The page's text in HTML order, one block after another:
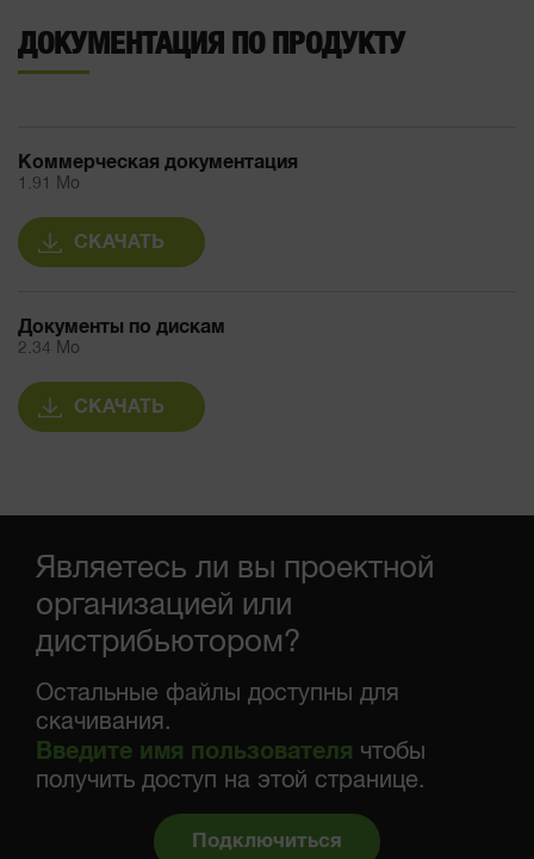
ДОКУМЕНТАЦИЯ ПО ПРОДУКТУ
Коммерческая документация
1.91 Mo
СКАЧАТЬ
Документы по дискам
2.34 Mo
СКАЧАТЬ
Являетесь ли вы проектной
организацией или
дистрибьютором?
Остальные файлы доступны для
скачивания.
Введите имя пользователя чтобы
получить доступ на этой странице.
Подключиться